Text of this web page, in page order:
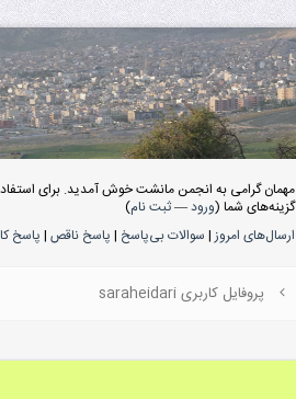
مهمان گرامی به انجمن مانشت خوش آمدید. برای
گزینه‌های شما (ورود—ثبت نام)
ارسال‌های امروز| سوالات بی‌پاسخ | پاسخ ناقص |پاسخ
پروفایل کاربری saraheidari